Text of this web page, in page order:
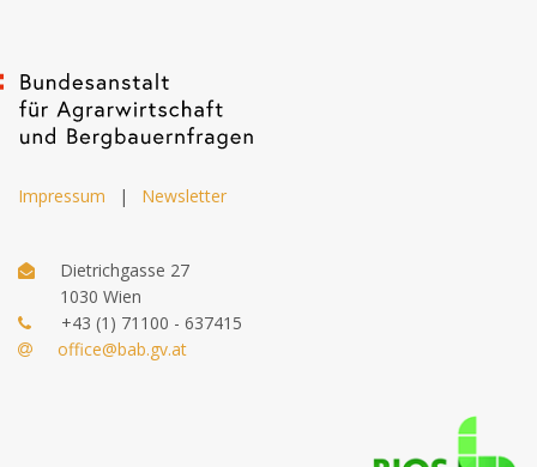
Impressum | Newsletter
Dietrichgasse 27
1030 Wien
+43 (1) 71100 - 637415
office@bab.gv.at